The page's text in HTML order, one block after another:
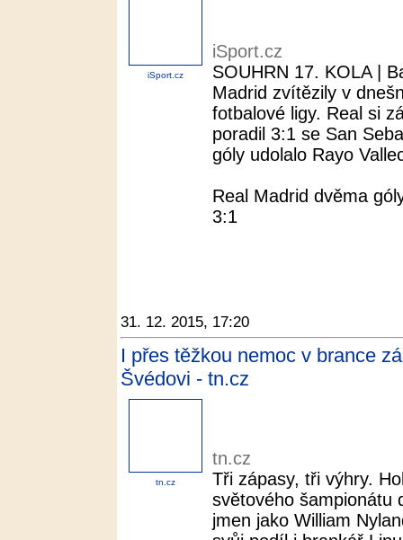
iSport.cz
iSport.cz
SOUHRN 17. KOLA |
Madrid zvítězily v
fotbalové ligy. Real si
poradil 3:1 se San
góly udolalo Rayo
Real Madrid dvěma
3:1
31. 12. 2015, 17:20
I přes těžkou nemoc v brance
Švédovi - tn.cz
tn.cz
tn.cz
Tři zápasy, tři výhry.
světového šampionátu
jmen jako William